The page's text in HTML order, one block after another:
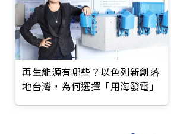
再生能源有哪些？以色列新創落
地台灣，為何選擇「用海發電」